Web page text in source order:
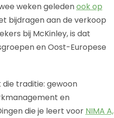
weken geledenook op
bijdragen aan de verkoop
bij McKinley, is dat
en Oost-Europese
traditie: gewoon
en
die je leert voor NIMA A,